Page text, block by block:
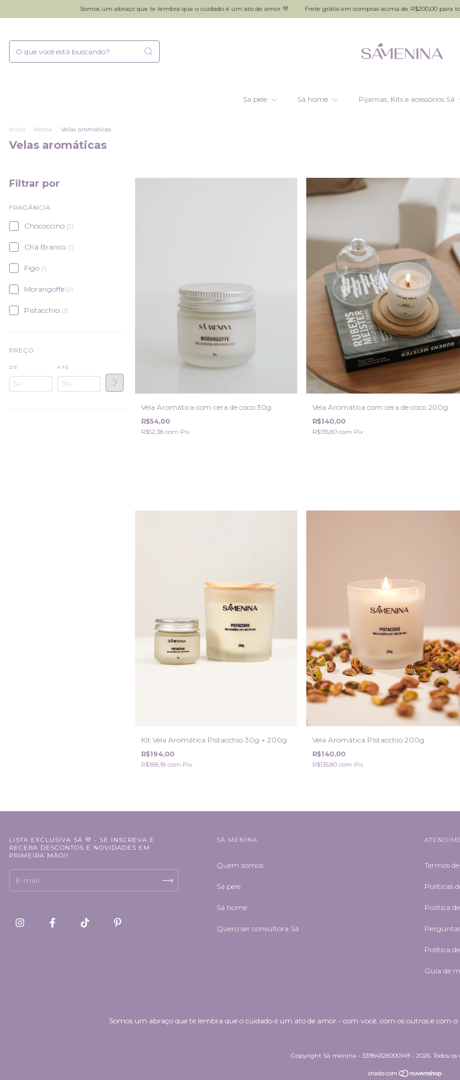
Somos um abraço que te lembra que o cuidado é um ato de amor 💜 Frete grátis em compras acima de R$200,00 para todo o Brasil💜
Sá pele Sá home Pijamas, Kits e acessórios Sá
Início . Home . Velas aromáticas
Velas aromáticas
Filtrar por
FRAGÂNCIA
Chococcino (2)
Chá Branco (1)
Figo (1)
Morangoffe (2)
Pistacchio (3)
PREÇO
DE ATÉ
Vela Aromática com cera de coco 30g
R$54,00
R$52,38 com Pix
Vela Aromática com cera de coco 200g
R$140,00
R$135,80 com Pix
Kit Vela Aromática Pistacchio 30g + 200g
R$194,00
R$188,18 com Pix
Vela Aromática Pistacchio 200g
R$140,00
R$135,80 com Pix
LISTA EXCLUSIVA SÁ 💜 - SE INSCREVA E
RECEBA DESCONTOS E NOVIDADES EM
PRIMEIRA MÃO!!
SÁ MENINA
Quem somos
Sá pele
Sá home
Quero ser consultora Sá
Termos
Políticas
Politica
Política
Guia de
Somos um abraço que te lembra que o cuidado é um ato de amor - com você, com os outros e com
Copyright Sá menina - 33984328000149 - 2026. Todos os